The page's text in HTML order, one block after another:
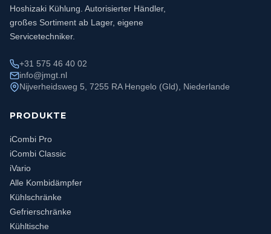
Hoshizaki Kühlung. Autorisierter Händler,
großes Sortiment ab Lager, eigene
Servicetechniker.
+31 575 46 40 02
info@jmgt.nl
Nijverheidsweg 5, 7255 RA Hengelo (Gld), Niederlande
PRODUKTE
iCombi Pro
iCombi Classic
iVario
Alle Kombidämpfer
Kühlschränke
Gefrierschränke
Kühltische